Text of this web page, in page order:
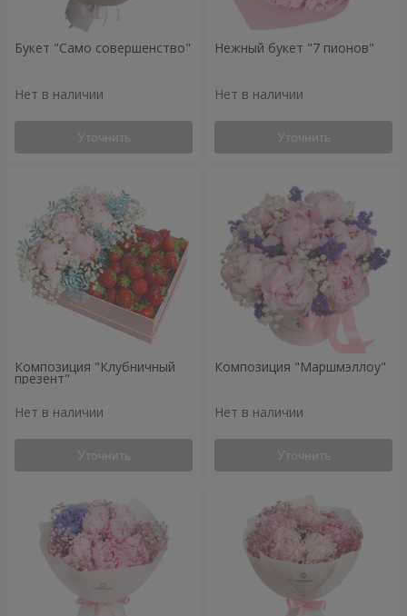
Букет "Само совершенство"
Нет в наличии
Уточнить
Нежный букет "7 пионов"
Нет в наличии
Уточнить
Композиция "Клубничный
презент"
Нет в наличии
Уточнить
Композиция "Маршмэллоу"
Нет в наличии
Уточнить